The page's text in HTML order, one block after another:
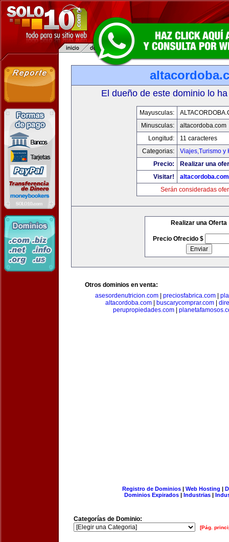
El dueño de este dominio lo
Mayusculas:
Minusculas:
altacordoba.com
Longitud:
11 caracteres
Categorias:
Viajes,Turismo y
Precio:
Realizar una
Visitar!
altacordoba.com
Serán consideradas
Realizar una Oferta
Precio Ofrecido $
Otros dominios en venta:
asesordenutricion.com
preciosfabrica.com
altacordoba.com
buscarycomprar.com
perupropiedades.com
Registro de Dominios| Web Hosting |
Dominios Expirados | Industrias |
Categorías de Dominio:
[Pág.